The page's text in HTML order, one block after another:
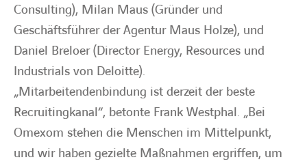
Consulting), Milan Maus (Gründer und
Geschäftsführer der Agentur Maus Holze), und
Daniel Breloer (Director Energy, Resources und
Industrials von Deloitte).
„Mitarbeitendenbindung ist derzeit der beste
Recruitingkanal“, betonte Frank Westphal. „Bei
Omexom stehen die Menschen im Mittelpunkt,
und wir haben gezielte Maßnahmen ergriffen, um